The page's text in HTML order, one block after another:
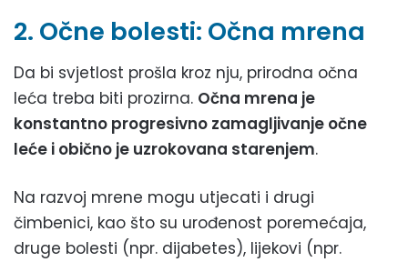
2. Očne bolesti: Očna mrena
Da bi svjetlost prošla kroz nju, prirodna očna
leća treba biti prozirna. Očna mrena je
konstantno progresivno zamagljivanje očne
leće i obično je uzrokovana starenjem.
Na razvoj mrene mogu utjecati i drugi
čimbenici, kao što su urođenost poremećaja,
druge bolesti (npr. dijabetes), lijekovi (npr.